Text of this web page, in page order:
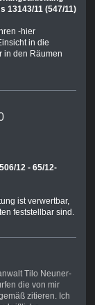
13143/11 (547/11)
-hier
in die
in den Räumen
12 - 65/12-
ist verwertbar,
feststellbar sind.
Tilo Neuner-
die von mir
zitieren. Ich